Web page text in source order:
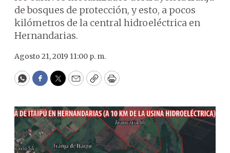
de bosques de protección, y esto, a pocos
kilómetros de la central hidroeléctrica en
Hernandarias.
Agosto 21, 2019 11:00 p. m.
WhatsApp
Facebook
Twitter
EmailCopyPrint